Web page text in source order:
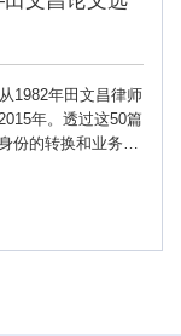
1982年田文昌律师
年。透过这50篇
份的转换和业务重